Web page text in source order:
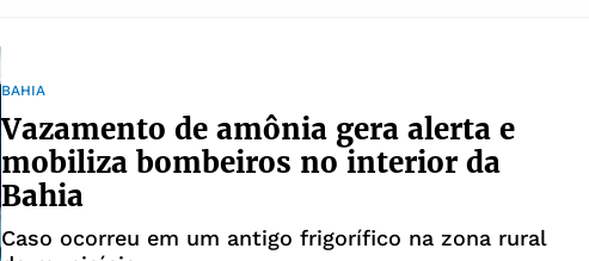
BAHIA
Vazamento de amônia gera alerta e
mobiliza bombeiros no interior da
Bahia
Caso ocorreu em um antigo frigorífico na zona rural